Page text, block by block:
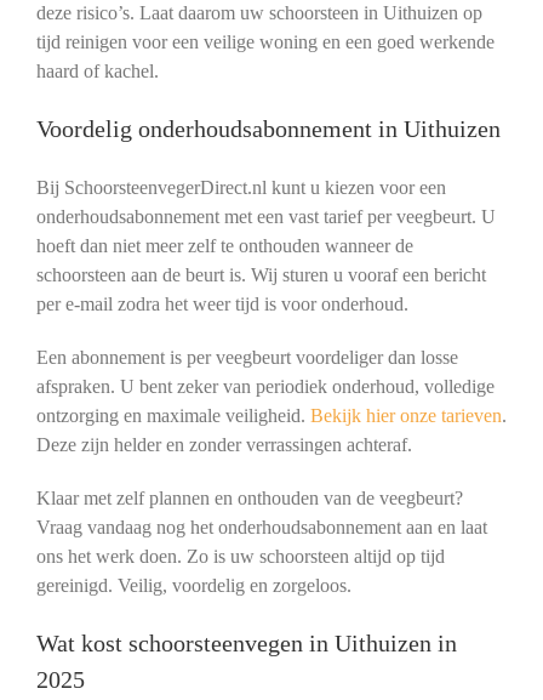
deze risico’s. Laat daarom uw schoorsteen in Uithuizen op
tijd reinigen voor een veilige woning en een goed werkende
haard of kachel.
Voordelig onderhoudsabonnement in Uithuizen
Bij SchoorsteenvegerDirect.nl kunt u kiezen voor een
onderhoudsabonnement met een vast tarief per veegbeurt. U
hoeft dan niet meer zelf te onthouden wanneer de
schoorsteen aan de beurt is. Wij sturen u vooraf een bericht
per e-mail zodra het weer tijd is voor onderhoud.
Een abonnement is per veegbeurt voordeliger dan losse
afspraken. U bent zeker van periodiek onderhoud, volledige
ontzorging en maximale veiligheid. Bekijk hier onze tarieven.
Deze zijn helder en zonder verrassingen achteraf.
Klaar met zelf plannen en onthouden van de veegbeurt?
Vraag vandaag nog het onderhoudsabonnement aan en laat
ons het werk doen. Zo is uw schoorsteen altijd op tijd
gereinigd. Veilig, voordelig en zorgeloos.
Wat kost schoorsteenvegen in Uithuizen in
2025